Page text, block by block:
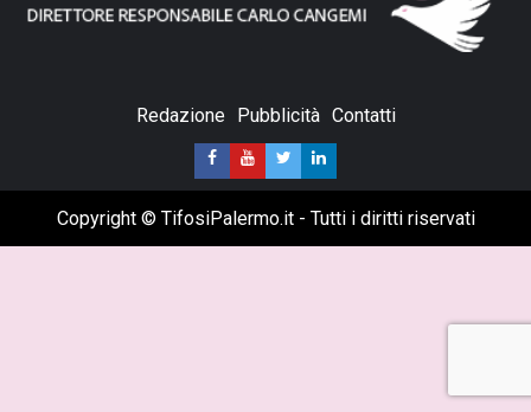
Redazione Pubblicità Contatti
Copyright © TifosiPalermo.it - Tutti i diritti riservati